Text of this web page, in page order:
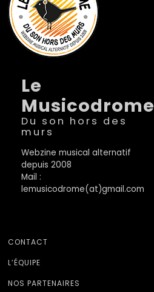
Le
Musicodrome
Du son hors des
murs
Webzine musical alternatif
depuis 2008
Mail :
lemusicodrome(at)gmail.com
CONTACT
L’ÉQUIPE
NOS PARTENAIRES